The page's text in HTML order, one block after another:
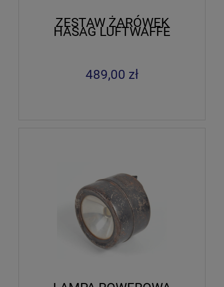
ZESTAW ŻARÓWEK
HASAG LUFTWAFFE
489,00 zł